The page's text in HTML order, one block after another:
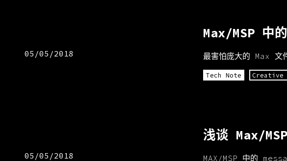
05/05/2018
Max/MSP 中
最害怕庞大的 Max 文
Tech Note Creative
05/05/2018
浅谈 Max/
MAX/MSP 中的